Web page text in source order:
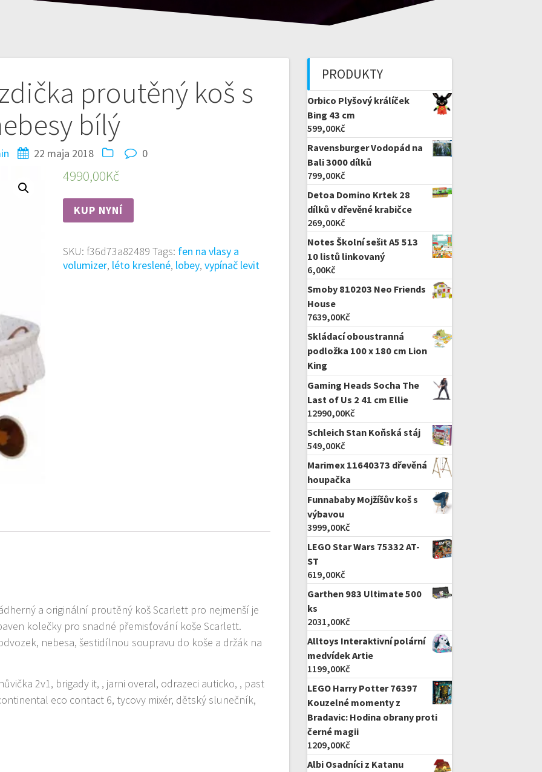
proutěný koš s
bílý
22 maja 2018 0
4990,00Kč
KUP NYNÍ
SKU: f36d73a82489 Tags: fen na vlasy a
volumizer, léto kreslené, lobey, vypínač levit
a originální proutěný koš Scarlett pro nejmenší je
kolečky pro snadné přemisťování koše Scarlett.
nebesa, šestidílnou soupravu do koše a držák na
2v1, brigady it, , jarni overal, odrazeci auticko, , past
eco contact 6, tycovy mixér, dětský slunečník,
PRODUKTY
Orbico Plyšový králíček
Bing 43 cm
599,00Kč
Ravensburger Vodopád na
Bali 3000 dílků
799,00Kč
Detoa Domino Krtek 28
dílků v dřevěné krabičce
269,00Kč
Notes Školní sešit A5 513
10 listů linkovaný
6,00Kč
Smoby 810203 Neo Friends
House
7639,00Kč
Skládací oboustranná
podložka 100 x 180 cm Lion
King
Gaming Heads Socha The
Last of Us 2 41 cm Ellie
12990,00Kč
Schleich Stan Koňská stáj
549,00Kč
Marimex 11640373 dřevěná
houpačka
Funnababy Mojžíšův koš s
výbavou
3999,00Kč
LEGO Star Wars 75332 AT-
ST
619,00Kč
Garthen 983 Ultimate 500
ks
2031,00Kč
Alltoys Interaktivní polární
medvídek Artie
1199,00Kč
LEGO Harry Potter 76397
Kouzelné momenty z
Bradavic: Hodina obrany proti
černé magii
1209,00Kč
Albi Osadníci z Katanu